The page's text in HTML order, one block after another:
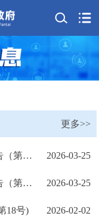
更多>>
烟台市人民代表大会常务委员会公告（第96号） 2026-03-25
烟台市人民代表大会常务委员会公告（第95号） 2026-03-25
18号) 2026-02-02